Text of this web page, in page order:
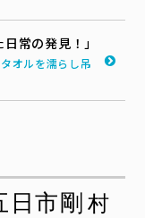
常の発見！」
オルを濡らし吊
日市剛 村